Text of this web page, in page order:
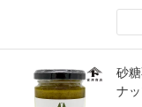
砂
ナ